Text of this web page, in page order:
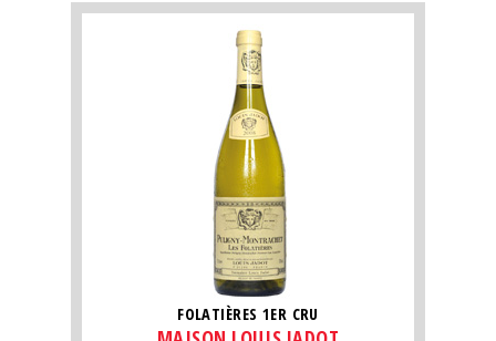
FOLATIÈRES 1ER CRU